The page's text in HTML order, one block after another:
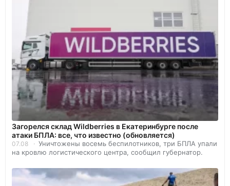
Загорелся склад Wildberries в Екатеринбурге после
атаки БПЛА: все, что известно (обновляется)
07.08
Уничтожены восемь беспилотников, три БПЛА упали
на кровлю логистического центра, сообщил губернатор.